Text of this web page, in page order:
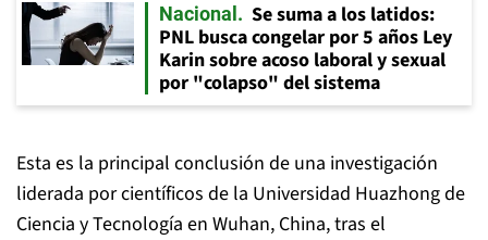
Nacional
Se suma a los latidos:
PNL busca congelar por 5 años Ley
Karin sobre acoso laboral y sexual
por "colapso" del sistema
Esta es la principal conclusión de una investigación
liderada por científicos de la Universidad Huazhong de
Ciencia y Tecnología en Wuhan, China, tras el